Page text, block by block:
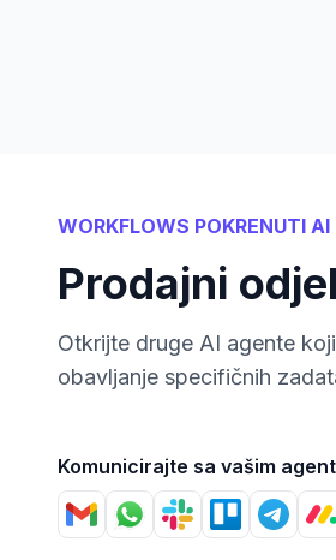
WORKFLOWS POKRENUTI AI
Prodajni odjel
Otkrijte druge AI agente
obavljanje specifičnih
Komunicirajte sa vašim